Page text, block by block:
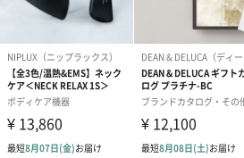
シーズンブーケ（ひま
わり）（1,880円）
ブーケ（ホ
ーン）（
ドライフラワー・プリザーブドフラ
自然のお花で作ったドライフラワー・プ
梱します。